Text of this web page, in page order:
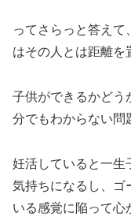
ってさらっと答えて
はその人とは距離を
子供ができるかどう
分でもわからない問
妊活していると一生
気持ちになるし、ゴ
いる感覚に陥って心